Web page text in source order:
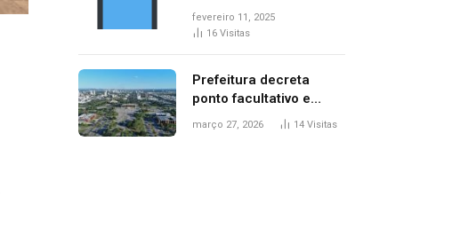
denunciada por maus-
tratos contra dois
fevereiro 11, 2025
16 Visitas
Prefeitura decreta
ponto facultativo e
servidores públicos
março 27, 2026 14 Visitas